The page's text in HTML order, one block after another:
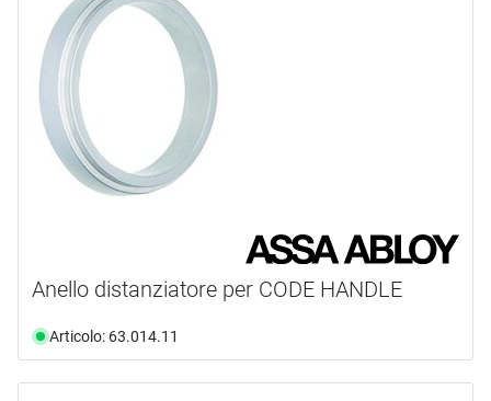
Anello distanziatore per CODE HANDLE
Articolo: 63.014.11